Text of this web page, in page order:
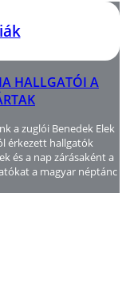
HALLGATÓI A
a zuglói Benedek Elek
érkezett hallgatók
és a nap zárásaként a
a magyar néptánc